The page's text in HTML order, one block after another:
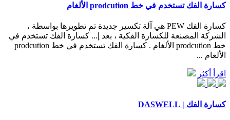
كسارة الفك تستخدم في خط prodcution الألغام
كسارة الفك PEW هي آلة تكسير جديدة تم تطويرها بواسطة ،
الشركة المصنعة للكسارة الفكية ، بعد إ... كسارة الفك تستخدم في
خط prodcution الألغام . كسارة الفك تستخدم في خط prodcution
الألغام ...
اقرأ أكثر
كسارة الفك | DASWELL